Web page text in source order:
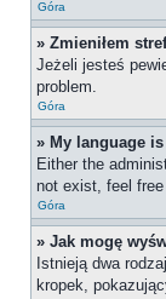
Góra
» Zmieniłem
Jeżeli jesteś
problem.
Góra
» My language
Either the
not exist, feel
Góra
» Jak mogę
Istnieją dwa
kropek,